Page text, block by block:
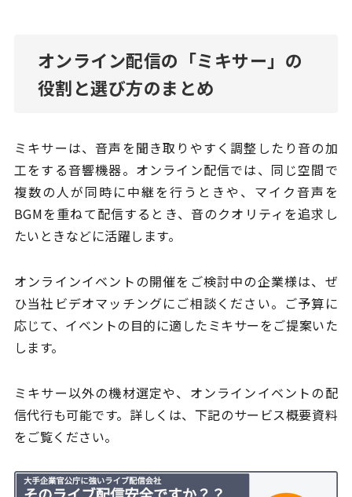
オンライン配信の「ミキサー」の
役割と選び方のまとめ
ミキサーは、音声を聞き取りやすく調整したり音の加
工をする音響機器。オンライン配信では、同じ空間で
複数の人が同時に中継を行うときや、マイク音声を
BGMを重ねて配信するとき、音のクオリティを追求し
たいときなどに活躍します。
オンラインイベントの開催をご検討中の企業様は、ぜ
ひ当社ビデオマッチングにご相談ください。ご予算に
応じて、イベントの目的に適したミキサーをご提案いた
します。
ミキサー以外の機材選定や、オンラインイベントの配
信代行も可能です。詳しくは、下記のサービス概要資料
をご覧ください。